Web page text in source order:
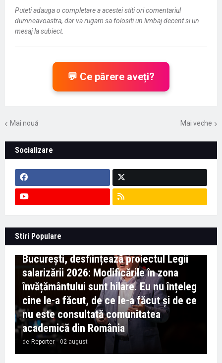
Puteti adauga o completare a acestei stiti ori comentariul
dumneavoastra, dar va rugam sa folositi un limbaj decent si un
mesaj la subiect.
💬 Ce părere aveți?
Mai nouă Mai veche
Socializare
Stiri Populare
Context important pentru educație -
Marian Preda, rectorul Universității din
București, desființează proiectul Legii
salarizării 2026: Modificările în zona
învățământului sunt hilare. Eu nu înțeleg
cine le-a făcut, de ce le-a făcut și de ce
nu este consultată comunitatea
academică din România
de Reporter - 02 august